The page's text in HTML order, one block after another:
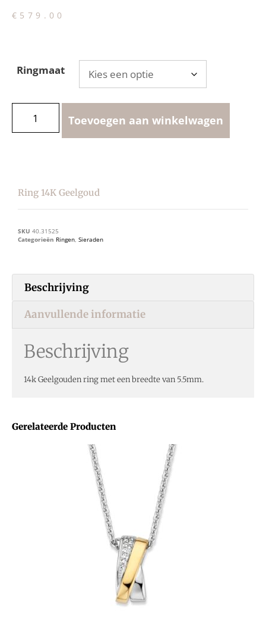
€ 579.00
Ringmaat
Toevoegen aan winkelwagen
Gerelateerde Producten
Ring 14K Geelgoud
SKU 40.31525
Categorieën Ringen, Sieraden
Beschrijving
Aanvullende informatie
Beschrijving
14k Geelgouden ring met een breedte van 5.5mm.